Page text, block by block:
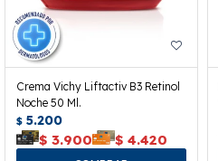
Crema Vichy Liftactiv B3 Retinol
Noche 50 Ml.
$ 5.200
$ 3.900 $ 4.420